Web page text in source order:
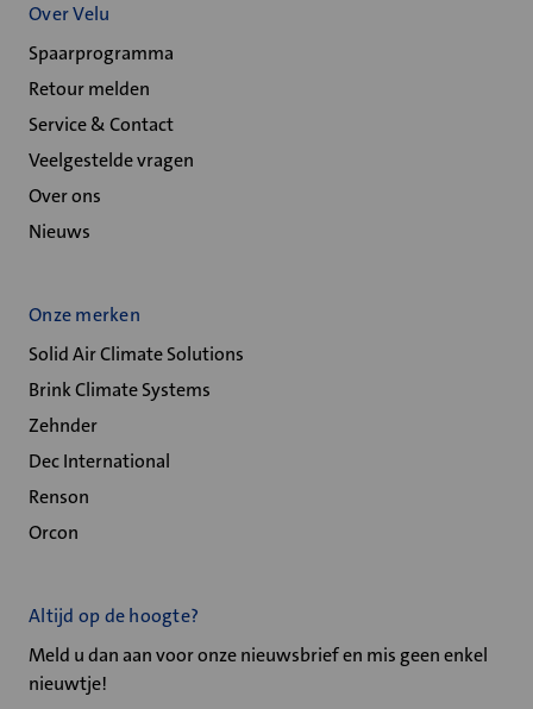
Over Velu
Spaarprogramma
Retour melden
Service & Contact
Veelgestelde vragen
Over ons
Nieuws
Onze merken
Solid Air Climate Solutions
Brink Climate Systems
Zehnder
Dec International
Renson
Orcon
Altijd op de hoogte?
Meld u dan aan voor onze nieuwsbrief en mis geen enkel
nieuwtje!